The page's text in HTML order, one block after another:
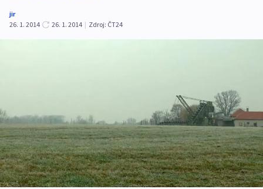
jir
26. 1. 2014
26. 1. 2014 | Zdroj: ČT24